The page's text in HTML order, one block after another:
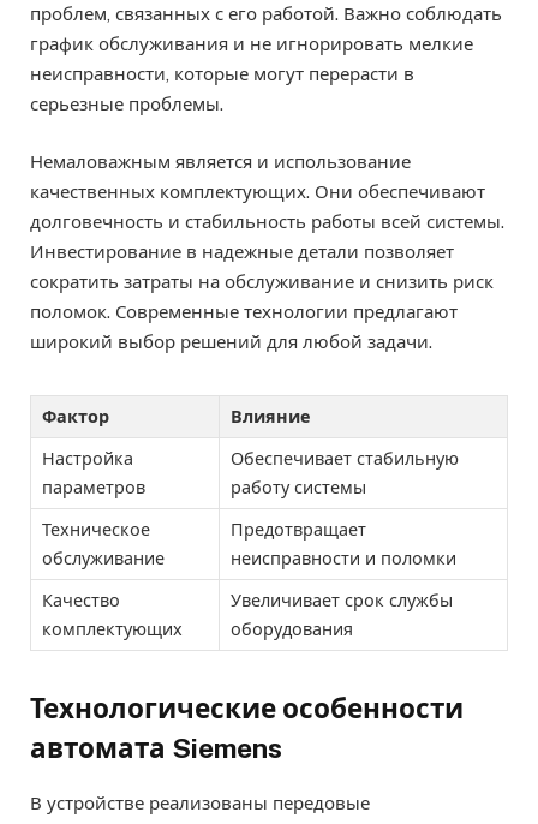
проблем, связанных с его работой. Важно соблюдать
график обслуживания и не игнорировать мелкие
неисправности, которые могут перерасти в
серьезные проблемы.
Немаловажным является и использование
качественных комплектующих. Они обеспечивают
долговечность и стабильность работы всей системы.
Инвестирование в надежные детали позволяет
сократить затраты на обслуживание и снизить риск
поломок. Современные технологии предлагают
широкий выбор решений для любой задачи.
Фактор Влияние
Настройка
параметров
Обеспечивает стабильную
работу системы
Техническое
обслуживание
Предотвращает
неисправности и поломки
Качество
комплектующих
Увеличивает срок службы
оборудования
Технологические особенности
автомата Siemens
В устройстве реализованы передовые